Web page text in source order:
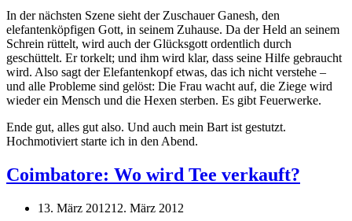
In der nächsten Szene sieht der Zuschauer Ganesh, den
elefantenköpfigen Gott, in seinem Zuhause. Da der Held an seinem
Schrein rüttelt, wird auch der Glücksgott ordentlich durch
geschüttelt. Er torkelt; und ihm wird klar, dass seine Hilfe gebraucht
wird. Also sagt der Elefantenkopf etwas, das ich nicht verstehe –
und alle Probleme sind gelöst: Die Frau wacht auf, die Ziege wird
wieder ein Mensch und die Hexen sterben. Es gibt Feuerwerke.
Ende gut, alles gut also. Und auch mein Bart ist gestutzt.
Hochmotiviert starte ich in den Abend.
Coimbatore: Wo wird Tee verkauft?
13. März 201212. März 2012